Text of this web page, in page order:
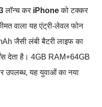
लॉन्च कर iPhoneको टक्कर
वाला यह एंट्री-लेवल फोन
जैसी लंबी बैटरी लाइफ का
देता है। 4GB RAM+64GB
उपलब्ध, यह युवाओं का नया